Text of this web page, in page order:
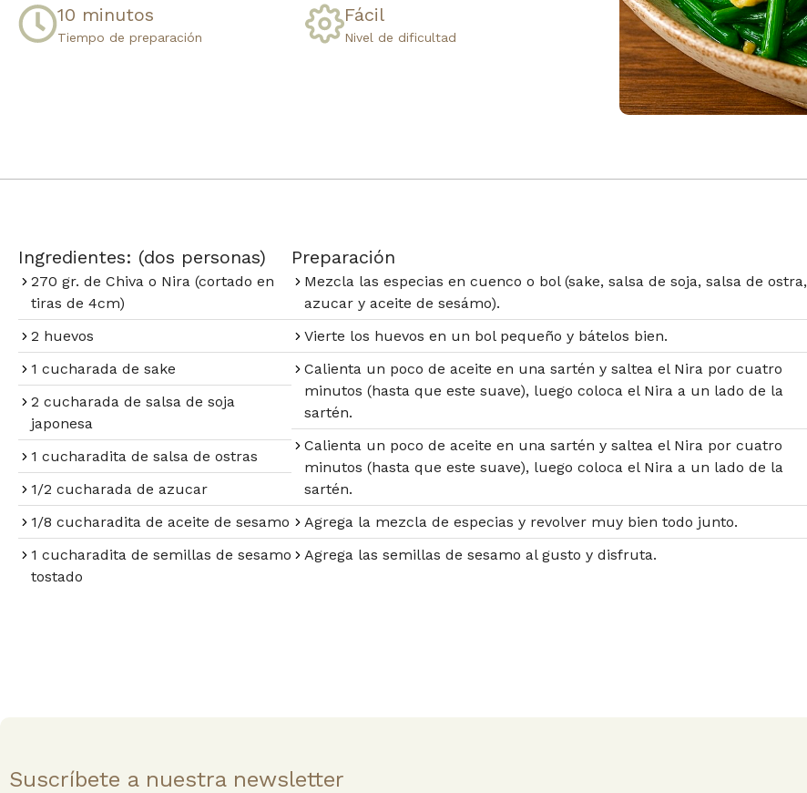
10 minutos​
Tiempo de preparación​
Fácil​
Nivel de dificultad
Ingredientes: (dos personas)
270 gr. de Chiva o Nira (cortado en
tiras de 4cm)
2 huevos
1 cucharada de sake
2 cucharada de salsa de soja
japonesa
1 cucharadita de salsa de ostras
1/2 cucharada de azucar
1/8 cucharadita de aceite de sesamo
1 cucharadita de semillas de sesamo
tostado
Preparación​
Mezcla las especias en cuenco o bol (sake, salsa de soja, salsa de ostra,
azucar y aceite de sesámo).
Vierte los huevos en un bol pequeño y bátelos bien.
Calienta un poco de aceite en una sartén y saltea el Nira por cuatro
minutos (hasta que este suave), luego coloca el Nira a un lado de la
sartén.
Calienta un poco de aceite en una sartén y saltea el Nira por cuatro
minutos (hasta que este suave), luego coloca el Nira a un lado de la
sartén.
Agrega la mezcla de especias y revolver muy bien todo junto.
Agrega las semillas de sesamo al gusto y disfruta.
Suscríbete a nuestra newsletter